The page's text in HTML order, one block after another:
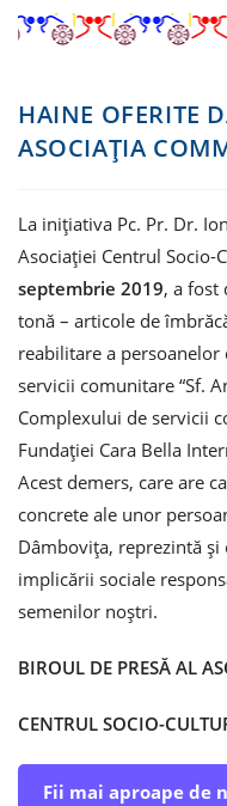
HAINE OFERITE
ASOCIAȚIA
La inițiativa Pc. Pr. Dr.
Asociației Centrul Socio-
septembrie 2019, a fost
tonă – articole de
reabilitare a
servicii comunitare “Sf.
Complexului de servicii
Fundaţiei Cara Bella
Acest demers, care are
concrete ale unor
Dâmbovița, reprezintă
implicării sociale
semenilor noştri.
BIROUL DE PRESĂ AL
CENTRUL SOCIO-
Fii mai aproape de